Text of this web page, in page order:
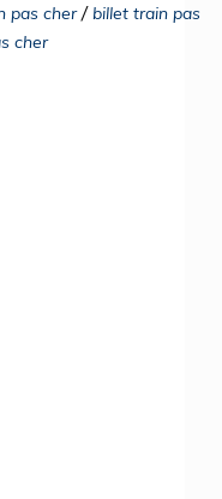
pas cher/billet train pas
cher